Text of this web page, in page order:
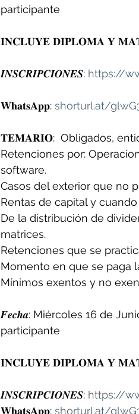
participante
𝐈𝐍𝐂𝐋𝐔𝐘𝐄 𝐃𝐈𝐏𝐋𝐎𝐌𝐀 𝐘
𝑰𝑵𝑺𝑪𝑹𝑰𝑷𝑪𝑰𝑶𝑵𝑬𝑺: https://
𝐖𝐡𝐚𝐭𝐬𝐀𝐩𝐩: shorturl.at/
𝐓𝐄𝐌𝐀𝐑𝐈𝐎:  Obligados,
Retenciones por:
software.
Casos del exterior que no
Rentas de capital y
De la distribución de
matrices.
Retenciones que se
Momento en que se paga
Mínimos exentos y no
𝑭𝒆𝒄𝒉𝒂: Miércoles 16 de
participante
𝐈𝐍𝐂𝐋𝐔𝐘𝐄 𝐃𝐈𝐏𝐋𝐎𝐌𝐀 𝐘
𝑰𝑵𝑺𝑪𝑹𝑰𝑷𝑪𝑰𝑶𝑵𝑬𝑺: https://
𝐖𝐡𝐚𝐭𝐬𝐀𝐩𝐩: shorturl.at/